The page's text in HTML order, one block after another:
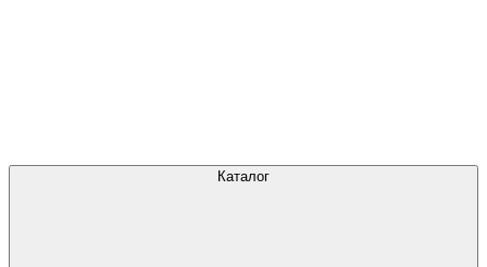
Каталог